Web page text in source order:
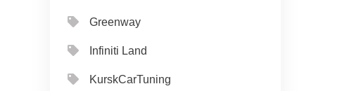
Greenway
Infiniti Land
KurskCarTuning